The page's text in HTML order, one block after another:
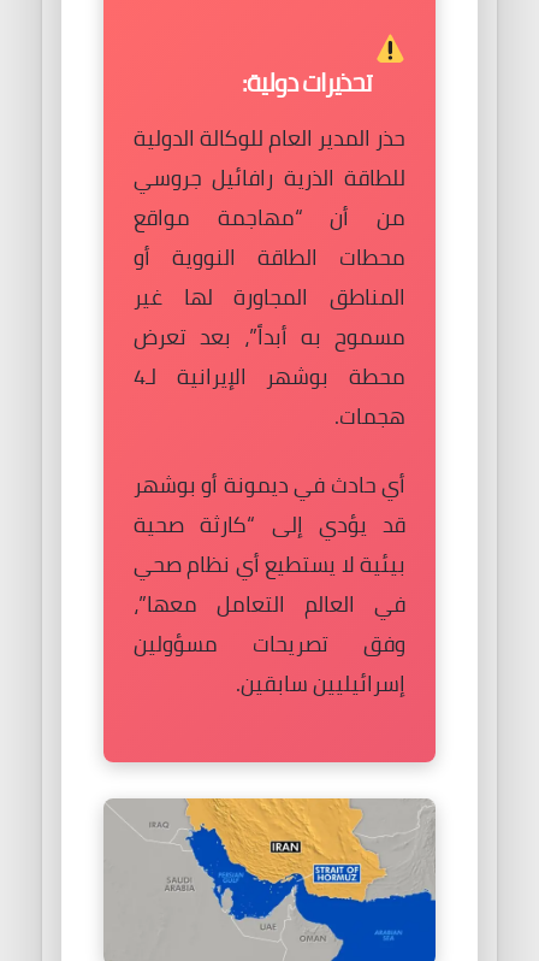
تحذيرات دولية:
حذر المدير العام للوكالة الدولية
للطاقة الذرية رافائيل جروسي
من أن “مهاجمة مواقع
محطات الطاقة النووية أو
المناطق المجاورة لها غير
مسموح به أبداً”، بعد تعرض
محطة بوشهر الإيرانية لـ4
هجمات.
أي حادث في ديمونة أو بوشهر
قد يؤدي إلى “كارثة صحية
بيئية لا يستطيع أي نظام صحي
في العالم التعامل معها”،
وفق تصريحات مسؤولين
إسرائيليين سابقين.